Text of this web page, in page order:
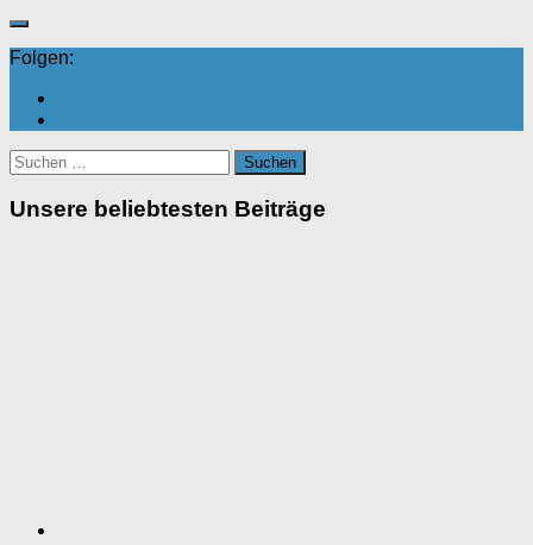
Folgen:
Suchen
nach:
Unsere beliebtesten Beiträge